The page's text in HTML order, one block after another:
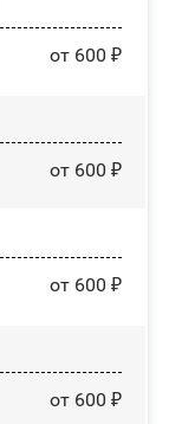
от 600 ₽
от 600 ₽
от 600 ₽
от 600 ₽